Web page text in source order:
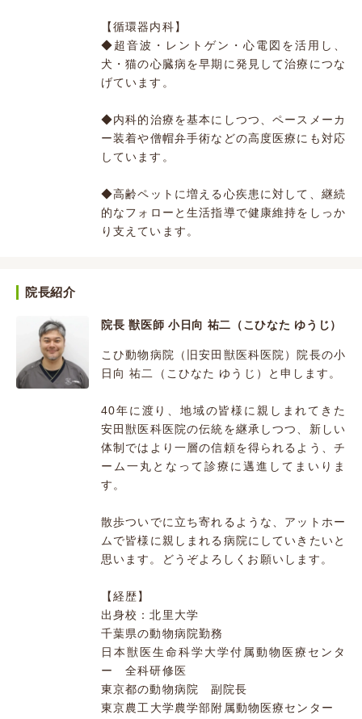
【循環器内科】
◆超音波・レントゲン・心電図を活用し、
犬・猫の心臓病を早期に発見して治療につな
げています。
◆内科的治療を基本にしつつ、ペースメーカ
ー装着や僧帽弁手術などの高度医療にも対応
しています。
◆高齢ペットに増える心疾患に対して、継続
的なフォローと生活指導で健康維持をしっか
り支えています。
院長紹介
院長 獣医師 小日向 祐二（こひなた ゆうじ）
こひ動物病院（旧安田獣医科医院）院長の小
日向 祐二（こひなた ゆうじ）と申します。
40年に渡り、地域の皆様に親しまれてきた
安田獣医科医院の伝統を継承しつつ、新しい
体制ではより一層の信頼を得られるよう、チ
ーム一丸となって診療に邁進してまいりま
す。
散歩ついでに立ち寄れるような、アットホー
ムで皆様に親しまれる病院にしていきたいと
思います。どうぞよろしくお願いします。
【経歴】
出身校：北里大学
千葉県の動物病院勤務
日本獣医生命科学大学付属動物医療センタ
ー 全科研修医
東京都の動物病院 副院長
東京農工大学農学部附属動物医療センター